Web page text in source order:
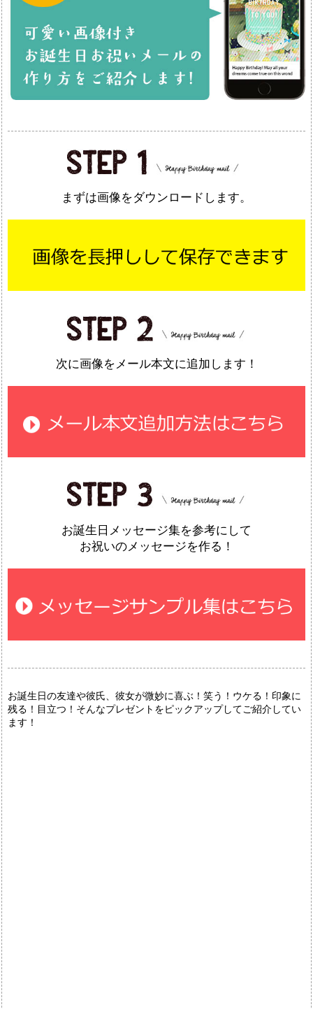
まずは画像をダウンロードします。
次に画像をメール本文に追加します！
お誕生日メッセージ集を参考にして
お祝いのメッセージを作る！
お誕生日の友達や彼氏、彼女が微妙に喜ぶ！笑う！ウケる！印象に
残る！目立つ！そんなプレゼントをピックアップしてご紹介してい
ます！